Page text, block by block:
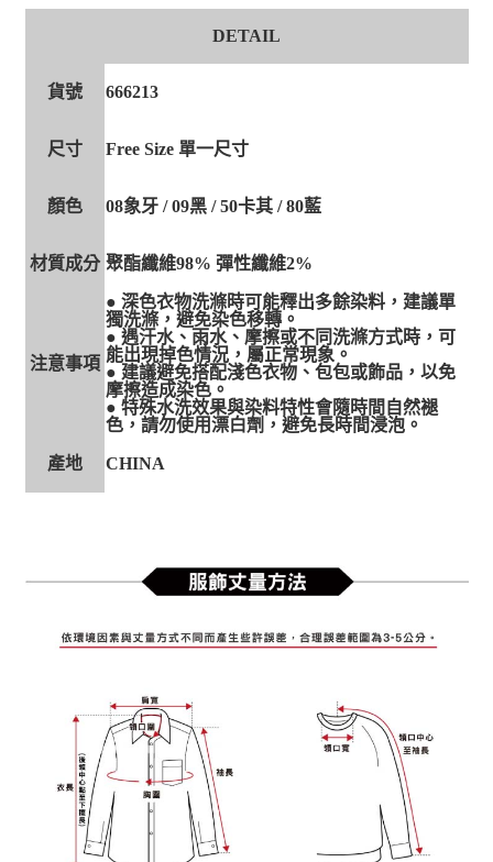
DETAIL
貨號 666213
尺寸 Free Size 單一尺寸
顏色 08象牙 / 09黑 / 50卡其 / 80藍
材質成分 聚酯纖維98% 彈性纖維2%
注意事項
● 深色衣物洗滌時可能釋出多餘染料，建議單
獨洗滌，避免染色移轉。
● 遇汗水、雨水、摩擦或不同洗滌方式時，可
能出現掉色情況，屬正常現象。
● 建議避免搭配淺色衣物、包包或飾品，以免
摩擦造成染色。
● 特殊水洗效果與染料特性會隨時間自然褪
色，請勿使用漂白劑，避免長時間浸泡。
產地 CHINA